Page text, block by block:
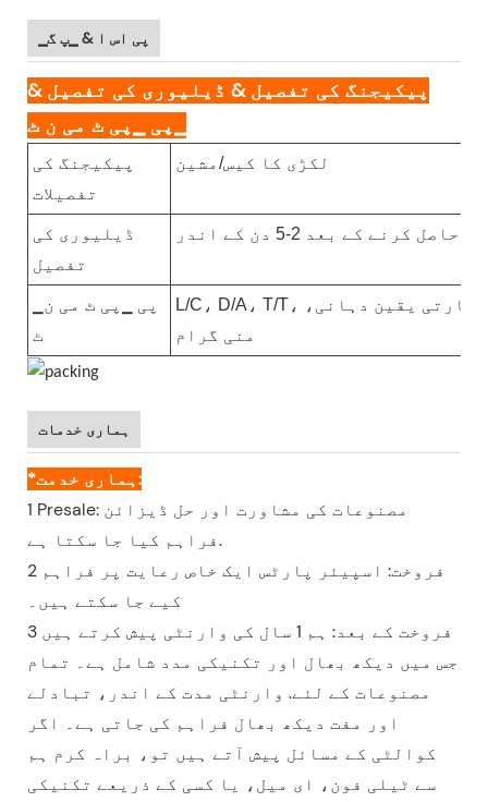
▁پی اس ا & ▁پ گ
پیکیجنگ کی تفصیل & ڈیلیوری کی تفصیل &
▁پی ▁پی ٹ می ن ٹ
پیکیجنگ کی
تفصیلات
لکڑی کا کیس/مشین
ڈیلیوری کی
تفصیل
کرنے کے بعد 2-5 دن کے اندر
ٹ
L/C، D/A، T/T، پے پال، ویسٹرن یونین، تجارتی یقین دہانی،
منی گرام
ہماری خدمات
*ہماری خدمت:
1 Presale: مصنوعات کی مشاورت اور حل ڈیزائن
فراہم کیا جا سکتا ہے.
2 فروخت: اسپیئر پارٹس ایک خاص رعایت پر فراہم
کیے جا سکتے ہیں۔
3 فروخت کے بعد: ہم 1 سال کی وارنٹی پیش کرتے ہیں
جس میں دیکھ بھال اور تکنیکی مدد شامل ہے۔ تمام
مصنوعات کے لئے. وارنٹی مدت کے اندر، تبادلے
اور مفت دیکھ بھال فراہم کی جاتی ہے۔ اگر
کوالٹی کے مسائل پیش آتے ہیں تو، براہ کرم ہم
سے ٹیلی فون، ای میل، یا کسی کے ذریعے تکنیکی